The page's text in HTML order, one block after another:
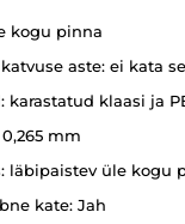
kogu pinna
aste: ei kata
karastatud klaasi ja
mm
läbipaistev üle kogu
kate: Jah